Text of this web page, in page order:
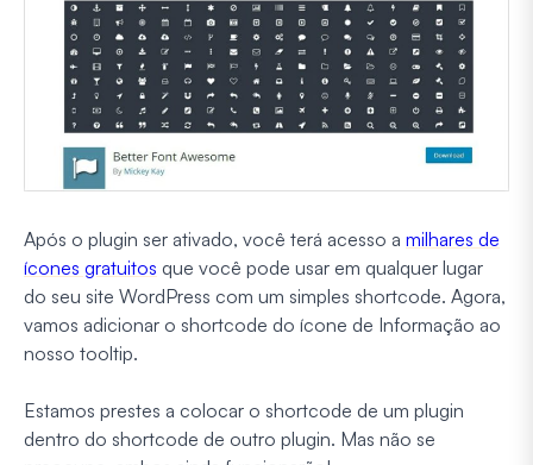
Após o plugin ser ativado, você terá acesso a milhares de
ícones gratuitos que você pode usar em qualquer lugar
do seu site WordPress com um simples shortcode. Agora,
vamos adicionar o shortcode do ícone de Informação ao
nosso tooltip.
Estamos prestes a colocar o shortcode de um plugin
dentro do shortcode de outro plugin. Mas não se